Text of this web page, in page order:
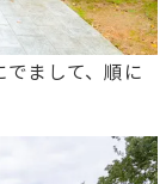
まして、順に